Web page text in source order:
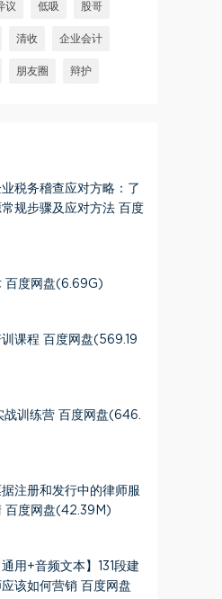
议 低吸 股哥
清收 企业会计
朋友圈 辩护
税务稽查应对方略：了
规步骤及应对方法 百度
百度网盘(6.69G)
课程 百度网盘(569.19
战训练营 百度网盘(646.
据注册和发行中的律师服
百度网盘(42.39M)
用+音频文本】131段建
该如何营销 百度网盘